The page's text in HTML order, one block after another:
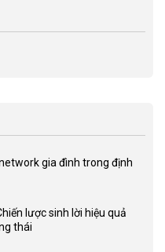
gia đình trong định
lược sinh lời hiệu quả
thái